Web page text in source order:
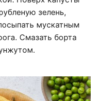
зелень,
мускатным
Смазать борта